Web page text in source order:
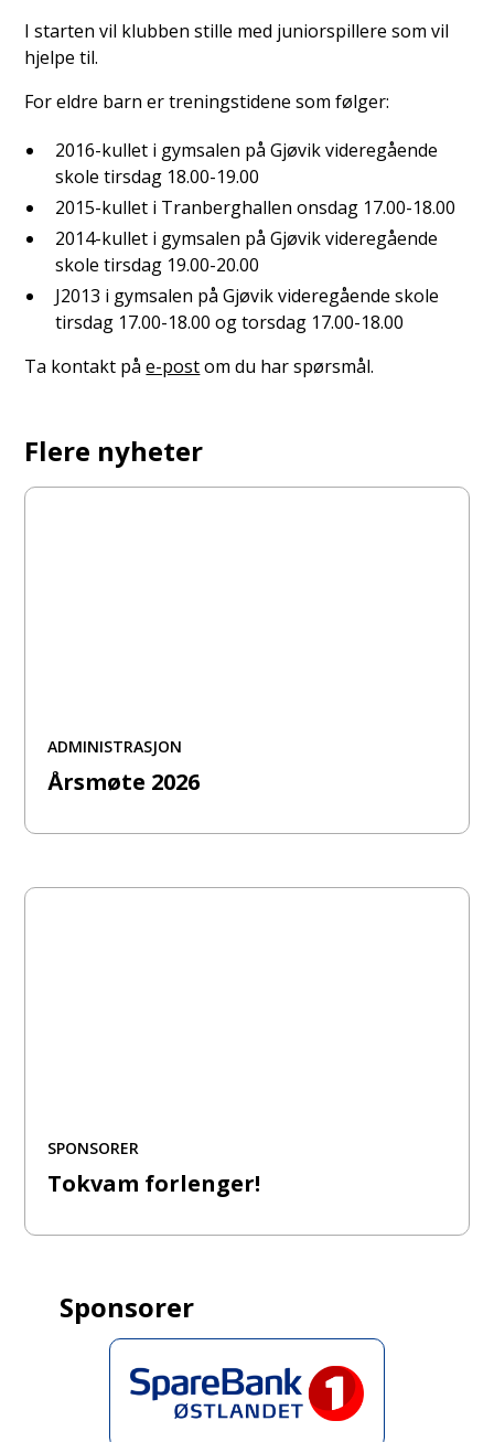
I starten vil klubben stille med juniorspillere som vil
hjelpe til.
For eldre barn er treningstidene som følger:
2016-kullet i gymsalen på Gjøvik videregående
skole tirsdag 18.00-19.00
2015-kullet i Tranberghallen onsdag 17.00-18.00
2014-kullet i gymsalen på Gjøvik videregående
skole tirsdag 19.00-20.00
J2013 i gymsalen på Gjøvik videregående skole
tirsdag 17.00-18.00 og torsdag 17.00-18.00
Ta kontakt påe-postom du har spørsmål.
Flere nyheter
ADMINISTRASJON
Årsmøte 2026
SPONSORER
Tokvam forlenger!
Sponsorer